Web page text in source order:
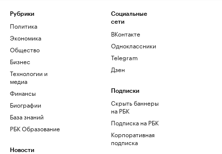
Рубрики
Политика
Экономика
Общество
Бизнес
Технологии и
медиа
Финансы
Биографии
База знаний
РБК Образование
Новости
Социальные
сети
ВКонтакте
Одноклассники
Telegram
Дзен
Подписки
Скрыть баннеры
на РБК
Подписка на РБК
Корпоративная
подписка